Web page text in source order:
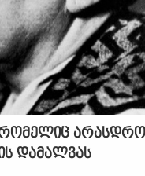
რომელიც
დამალვას